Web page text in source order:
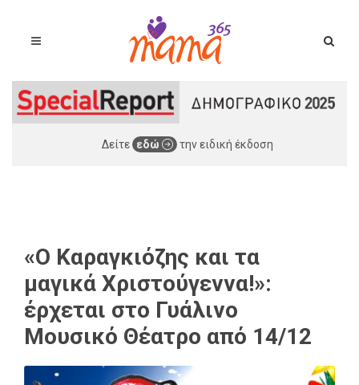
Δείτε εδώ την ειδική έκδοση
«Ο Καραγκιόζης και τα
μαγικά Χριστούγεννα!»:
έρχεται στο Γυάλινο
Μουσικό Θέατρο από 14/12